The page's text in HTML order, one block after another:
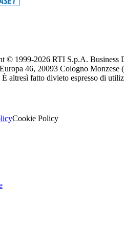
© 1999-2026 RTI S.p.A. Business
46, 20093 Cologno Monzese
altresì fatto divieto espresso di
Cookie Policy